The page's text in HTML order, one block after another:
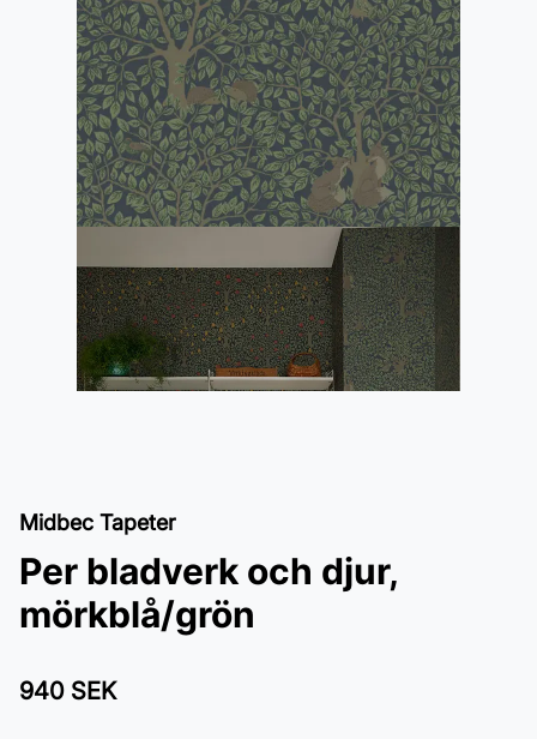
Midbec Tapeter
Per bladverk och djur,
mörkblå/grön
940 SEK